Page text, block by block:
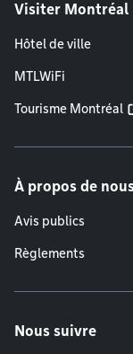
Visiter Montréal
Hôtel de ville
MTLWiFi
Tourisme Montréal
À propos de
Avis publics
Règlements
Nous suivre